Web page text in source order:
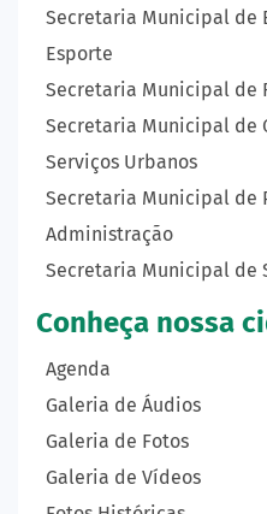
Secretaria Municipal de
Esporte
Secretaria Municipal de
Secretaria Municipal de
Serviços Urbanos
Secretaria Municipal de
Administração
Secretaria Municipal de
Conheça nossa
Agenda
Galeria de Áudios
Galeria de Fotos
Galeria de Vídeos